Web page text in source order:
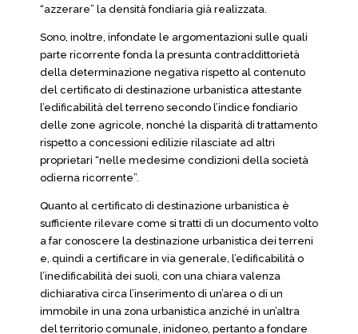
“azzerare” la densità fondiaria già realizzata.
Sono, inoltre, infondate le argomentazioni sulle quali
parte ricorrente fonda la presunta contraddittorietà
della determinazione negativa rispetto al contenuto
del certificato di destinazione urbanistica attestante
l’edificabilità del terreno secondo l’indice fondiario
delle zone agricole, nonché la disparità di trattamento
rispetto a concessioni edilizie rilasciate ad altri
proprietari “nelle medesime condizioni della società
odierna ricorrente”.
Quanto al certificato di destinazione urbanistica è
sufficiente rilevare come si tratti di un documento volto
a far conoscere la destinazione urbanistica dei terreni
e, quindi a certificare in via generale, l’edificabilità o
l’inedificabilità dei suoli, con una chiara valenza
dichiarativa circa l’inserimento di un’area o di un
immobile in una zona urbanistica anziché in un’altra
del territorio comunale, inidoneo, pertanto a fondare